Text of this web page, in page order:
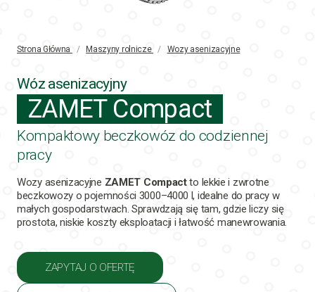
Strona Główna / Maszyny rolnicze / Wozy asenizacyjne
Wóz asenizacyjny
ZAMET Compact
Kompaktowy beczkowóz do codziennej
pracy
Wozy asenizacyjne ZAMET Compactto lekkie i zwrotne
beczkowozy o pojemności 3000–4000 l, idealne do pracy w
małych gospodarstwach. Sprawdzają się tam, gdzie liczy się
prostota, niskie koszty eksploatacji i łatwość manewrowania.
ZAPYTAJ O OFERTĘ